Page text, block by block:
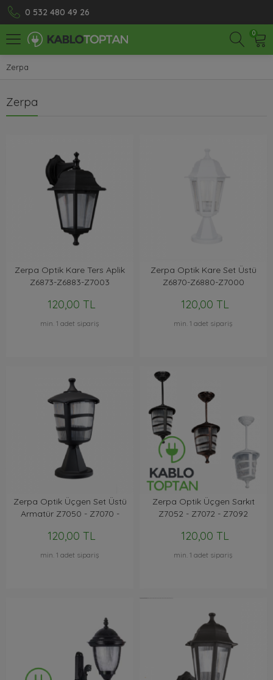
0 532 480 49 26
0
Zerpa
Zerpa
Zerpa Optik Kare Ters Aplik
Z6873-Z6883-Z7003
120,00 TL
min. 1 adet sipariş
Zerpa Optik Kare Set Üstü
Z6870-Z6880-Z7000
120,00 TL
min. 1 adet sipariş
Zerpa Optik Üçgen Set Üstü
Armatür Z7050 - Z7070 -
120,00 TL
min. 1 adet sipariş
Zerpa Optik Üçgen Sarkıt
Z7052 - Z7072 - Z7092
120,00 TL
min. 1 adet sipariş